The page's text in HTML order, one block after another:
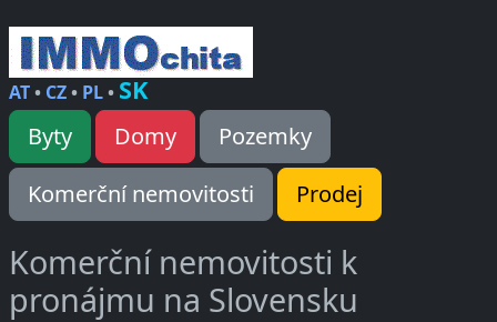
AT• CZ• PL• SK
Byty Domy
Pozemky
Komerční nemovitosti
Prodej
Komerční nemovitosti k
pronájmu na Slovensku